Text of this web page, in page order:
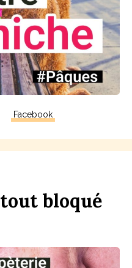
Facebook
tout bloqué